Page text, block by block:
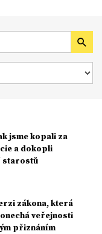
jsme kopali za
a dokopli
starostů
zákona, která
veřejnosti
přiznáním